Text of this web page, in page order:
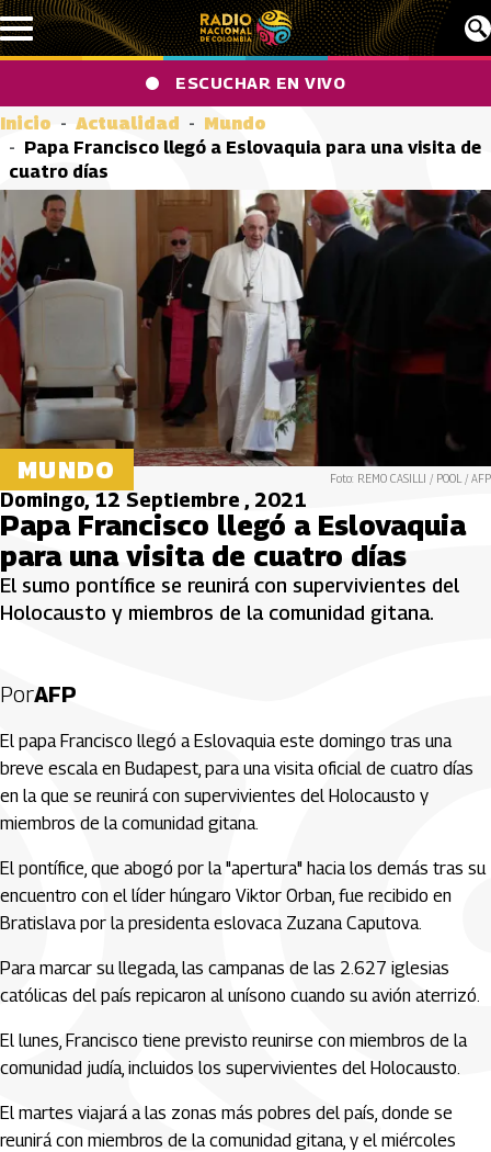
Pasar al contenido principal
ESCUCHAR EN VIVO
Inicio Actualidad
Mundo
Papa Francisco llegó a Eslovaquia para una visita de
cuatro días
MUNDO Foto: REMO CASILLI / POOL / AFP
Domingo, 12 Septiembre , 2021
Papa Francisco llegó a Eslovaquia
para una visita de cuatro días
El sumo pontífice se reunirá con supervivientes del
Holocausto y miembros de la comunidad gitana.
PorAFP
El papa Francisco llegó a Eslovaquia este domingo tras una
breve escala en Budapest, para una visita oficial de cuatro días
en la que se reunirá con supervivientes del Holocausto y
miembros de la comunidad gitana.
El pontífice, que abogó por la "apertura" hacia los demás tras su
encuentro con el líder húngaro Viktor Orban, fue recibido en
Bratislava por la presidenta eslovaca Zuzana Caputova.
Para marcar su llegada, las campanas de las 2.627 iglesias
católicas del país repicaron al unísono cuando su avión aterrizó.
El lunes, Francisco tiene previsto reunirse con miembros de la
comunidad judía, incluidos los supervivientes del Holocausto.
El martes viajará a las zonas más pobres del país, donde se
reunirá con miembros de la comunidad gitana, y el miércoles